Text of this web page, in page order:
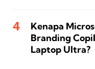
Kenapa
Branding
Laptop Ultra?